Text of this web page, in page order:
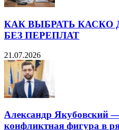
КАК ВЫБРАТЬ
БЕЗ ПЕРЕПЛАТ
21.07.2026
Александр Якубовский
конфликтная фигура в